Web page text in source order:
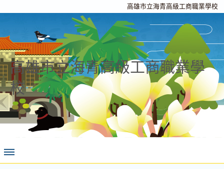
高雄市立海青高級工商職業學校
高雄市立海青高級工商職業學
校